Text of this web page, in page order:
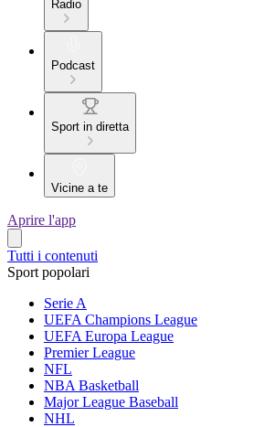
Radio
Podcast
Sport in diretta
Vicine a te
Aprire l'app
Tutti i contenuti
Sport popolari
Serie A
UEFA Champions League
UEFA Europa League
Premier League
NFL
NBA Basketball
Major League Baseball
NHL